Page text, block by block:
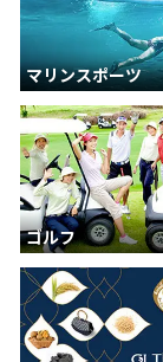
マリンスポーツ
ゴルフ